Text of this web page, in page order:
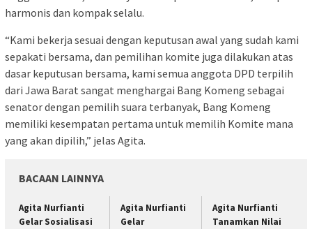
harmonis dan kompak selalu.
“Kami bekerja sesuai dengan keputusan awal yang sudah kami
sepakati bersama, dan pemilihan komite juga dilakukan atas
dasar keputusan bersama, kami semua anggota DPD terpilih
dari Jawa Barat sangat menghargai Bang Komeng sebagai
senator dengan pemilih suara terbanyak, Bang Komeng
memiliki kesempatan pertama untuk memilih Komite mana
yang akan dipilih,” jelas Agita.
BACAAN LAINNYA
Agita Nurfianti
Gelar Sosialisasi
Agita Nurfianti
Gelar
Agita Nurfianti
Tanamkan Nilai